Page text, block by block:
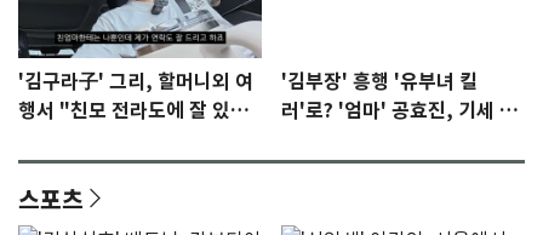
'김구라子' 그리, 할머니외 여
행서 "친모 전라도에 잘 있
'김부장' 흥행 '유부녀 킬
러'로? '엄마' 공효진, 기세 잡
스포츠